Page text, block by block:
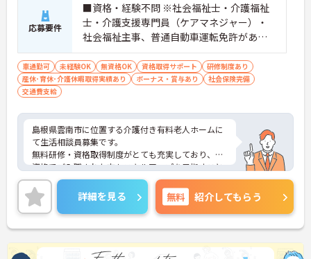
応募要件
■資格・経験不問 ※社会福祉士・介護福祉
士・介護支援専門員（ケアマネジャー）・
社会福祉主事、普通自動車運転免許があれ
ば尚可 ※ブラインドタッチ、Excel・Word
ができれば尚良し（PC技術は入職後指導致
します）
車通勤可 未経験OK 無資格OK 資格取得サポート
研修制度あり
産休･育休･介護休暇取得実績あり
ボーナス・賞与あり
社会保険完備
交通費支給
島根県雲南市に位置する介護付き有料老人ホームに
て生活相談員募集です。
無料研修・資格取得制度がとても充実しており、無
資格でご入職された方もスキルアップを目指すこと
ができます！
ご興味ある方には、面接対策ポイントなど、さらに
詳細をお話しいたしますのでお気軽にご相談くださ
い！
詳細を見る 無料 紹介してもらう